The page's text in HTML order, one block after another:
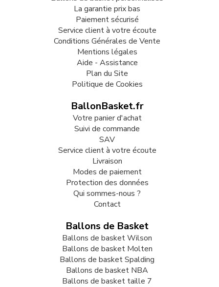
La garantie prix bas
Paiement sécurisé
Service client à votre écoute
Conditions Générales de Vente
Mentions légales
Aide - Assistance
Plan du Site
Politique de Cookies
BallonBasket.fr
Votre panier d'achat
Suivi de commande
SAV
Service client à votre écoute
Livraison
Modes de paiement
Protection des données
Qui sommes-nous ?
Contact
Ballons de Basket
Ballons de basket Wilson
Ballons de basket Molten
Ballons de basket Spalding
Ballons de basket NBA
Ballons de basket taille 7